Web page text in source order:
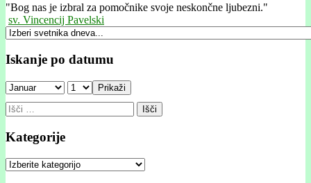
"Bog nas je izbral za pomočnike svoje neskončne ljubezni."
sv. Vincencij Pavelski
Iskanje po datumu
Prikaži
Išči:
Kategorije
Kategorije